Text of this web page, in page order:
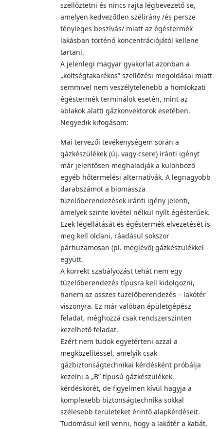
szellőztetni és nincs rajta légbevezető se,
amelyen kedvezőtlen szélirány /és persze
tényleges beszívás/ miatt az égéstermék
lakásban történő koncentrációjától kellene
tartani.
A jelenlegi magyar gyakorlat azonban a
„költségtakarékos” szellőzési megoldásai miatt
semmivel nem veszélytelenebb a homlokzati
égéstermék terminálok esetén, mint az
ablakok alatti gázkonvektorok esetében.
Negyedik kifogásom:
Mai tervezői tevékenységem során a
gázkészülékek (új, vagy csere) iránti igényt
már jelentősen meghaladják a különböző
egyéb hőtermelési alternatívák. A legnagyobb
darabszámot a biomassza
tüzelőberendezések iránti igény jelenti,
amelyek szinte kivétel nélkül nyílt égésterűek.
Ezek légellátását és égéstermék elvezetését is
meg kell oldani, ráadásul sokszor
párhuzamosan (pl. meglévő) gázkészülékkel
együtt.
A korrekt szabályozást tehát nem egy
tüzelőberendezés típusra kell kidolgozni,
hanem az összes tüzelőberendezés – lakótér
viszonyra. Ez már valóban épületgépész
feladat, méghozzá csak rendszerszinten
kezelhető feladat.
Ezért nem tudok egyetérteni azzal a
megközelítéssel, amelyik csak
gázbiztonságtechnikai kérdésként próbálja
kezelni a „B” típusú gázkészülékek
kérdéskörét, de figyelmen kívül hagyja a
komplexebb biztonságtechnika sokkal
szélesebb területeket érintő alapkérdéseit.
Tudomásul kell venni, hogy a lakótér a kabát,